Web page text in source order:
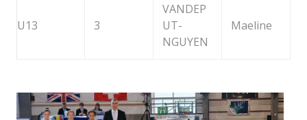
U13 3
VANDEP
UT-
NGUYEN
Maeline